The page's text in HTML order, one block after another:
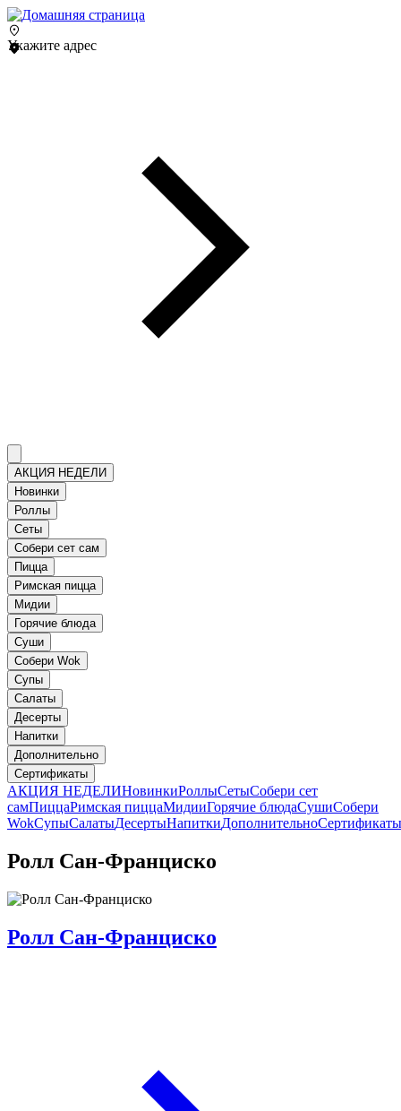
Укажите адрес
АКЦИЯ НЕДЕЛИ
Новинки
Роллы
Сеты
Собери сет сам
Пицца
Римская пицца
Мидии
Горячие блюда
Суши
Собери Wok
Супы
Салаты
Десерты
Напитки
Дополнительно
Сертификаты
АКЦИЯ НЕДЕЛИНовинкиРоллыСетыСобери сет
самПиццаРимская пиццаМидииГорячие блюдаСушиСобери
WokСупыСалатыДесертыНапиткиДополнительноСертификаты
Ролл Сан-Франциско
Ролл Сан-Франциско